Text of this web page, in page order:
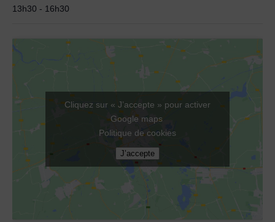
13h30 - 16h30
Cliquez sur « J’accepte » pour activer
Google maps
Politique de cookies
J’accepte